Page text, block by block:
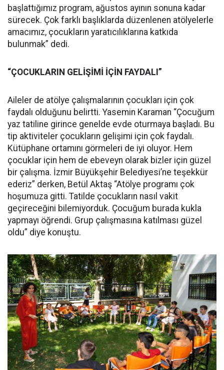
başlattığımız program, ağustos ayının sonuna kadar
sürecek. Çok farklı başlıklarda düzenlenen atölyelerle
amacımız, çocukların yaratıcılıklarına katkıda
bulunmak” dedi.
“ÇOCUKLARIN GELİŞİMİ İÇİN FAYDALI”
Aileler de atölye çalışmalarının çocukları için çok
faydalı olduğunu belirtti. Yasemin Karaman “Çocuğum
yaz tatiline girince genelde evde oturmaya başladı. Bu
tip aktiviteler çocukların gelişimi için çok faydalı.
Kütüphane ortamını görmeleri de iyi oluyor. Hem
çocuklar için hem de ebeveyn olarak bizler için güzel
bir çalışma. İzmir Büyükşehir Belediyesi’ne teşekkür
ederiz” derken, Betül Aktaş “Atölye programı çok
hoşumuza gitti. Tatilde çocukların nasıl vakit
geçireceğini bilemiyorduk. Çocuğum burada kukla
yapmayı öğrendi. Grup çalışmasına katılması güzel
oldu” diye konuştu.